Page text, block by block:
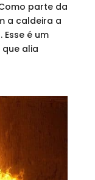
parte da
a caldeira a
é um
alia